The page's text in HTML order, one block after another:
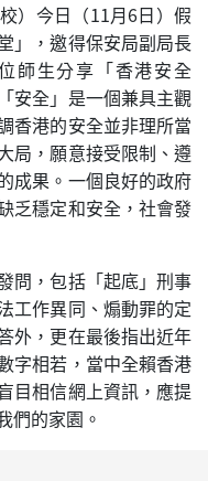
）今日（11月6日）假
」，邀得保安局副局長
師生分享「香港安全
安全」是一個兼具主觀
香港的安全並非理所當
局，願意接受限制、遵
成果。一個良好的政府
乏穩定和安全，社會發
問，包括「起底」刑事
工作異同、煽動罪的定
外，更在最後指出近年
字相若，當中全賴香港
目相信網上資訊，應提
們的家園。